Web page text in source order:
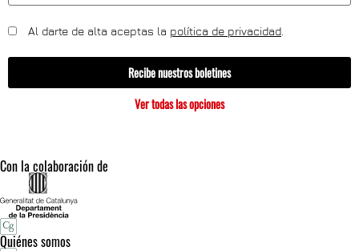
Al darte de alta aceptas la política de privacidad
Recibe nuestros boletines
Ver todas las opciones
Con la colaboración de
Quiénes somos